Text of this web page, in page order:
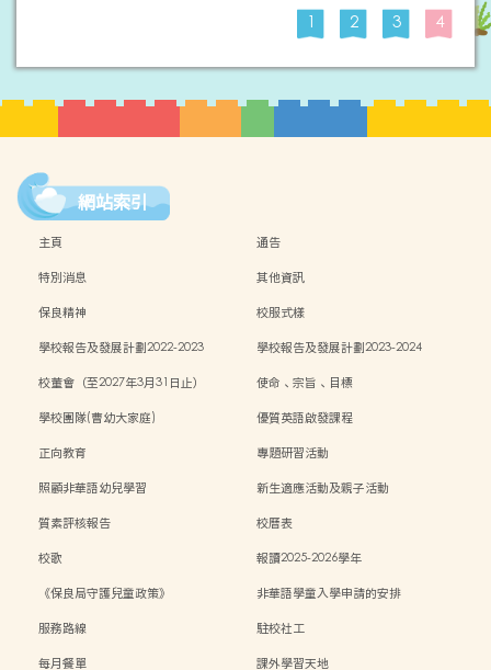
1 2 3 4
網站索引
主頁
通告
特別消息
其他資訊
保良精神
校服式樣
學校報告及發展計劃2022-2023
學校報告及發展計劃2023-2024
校董會（至2027年3月31日止）
使命、宗旨、目標
學校團隊(曹幼大家庭)
優質英語啟發課程
正向教育
專題研習活動
照顧非華語幼兒學習
新生適應活動及親子活動
質素評核報告
校曆表
校歌
報讀2025-2026學年
《保良局守護兒童政策》
非華語學童入學申請的安排
服務路線
駐校社工
每月餐單
課外學習天地